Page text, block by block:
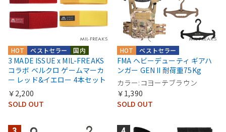
国内
ベストセラー
HOT
3 MADE ISSUE x MIL-FREAKS
コラボ ベルクロ ゲームマーカ
ー レッド&イエロー 4本セット
￥2,200
SOLD OUT
ベストセラー
HOT
FMA ヘビーデューティ ギアハ
ンガー GEN II 耐荷重75Kg
カラー:コヨーテブラウン
￥1,390
SOLD OUT